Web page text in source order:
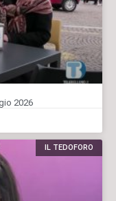
2026
IL TEDOFORO